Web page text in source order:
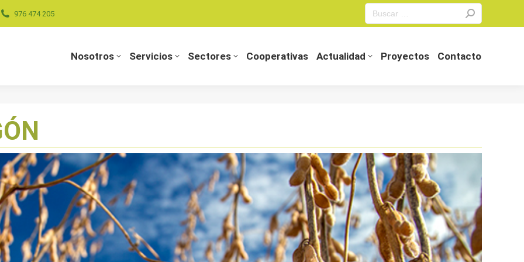
976 474 205
Search:
Nosotros Servicios Sectores Cooperativas Actualidad Proyectos Contacto
Actualidad Proyectos Contacto